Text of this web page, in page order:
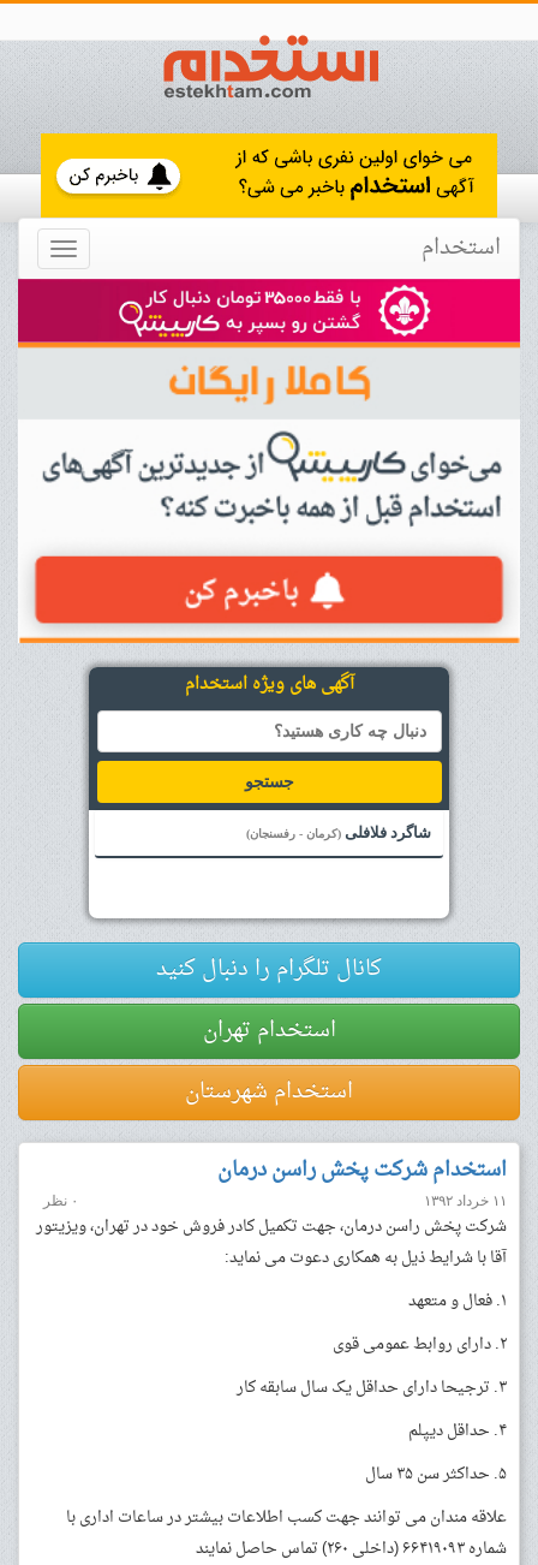
Toggle استخدام
آگهی های ویژه استخدام
جستجو
شاگرد فلافلی (کرمان - رفسنجان)
کانال تلگرام را دنبال کنید
استخدام تهران
استخدام شهرستان
استخدام شرکت پخش راسن درمان
۱۱ خرداد ۱۳۹۲ ۰ نظر
شرکت پخش راسن درمان، جهت تکمیل کادر فروش خود در تهران، ویزیتور
آقا با شرایط ذیل به همکاری دعوت می نماید:
۱. فعال و متعهد
۲. دارای روابط عمومی قوی
۳. ترجیحا دارای حداقل یک سال سابقه کار
۴. حداقل دیپلم
۵. حداکثر سن ۳۵ سال
علاقه مندان می توانند جهت کسب اطلاعات بیشتر در ساعات اداری با
شماره ۶۶۴۱۹۰۹۳ (داخلی ۲۶۰) تماس حاصل نمایند